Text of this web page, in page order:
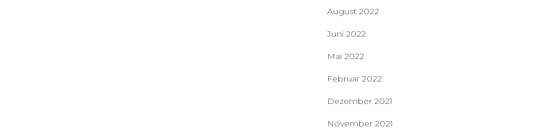
August 2022
Juni 2022
Mai 2022
Februar 2022
Dezember 2021
November 2021